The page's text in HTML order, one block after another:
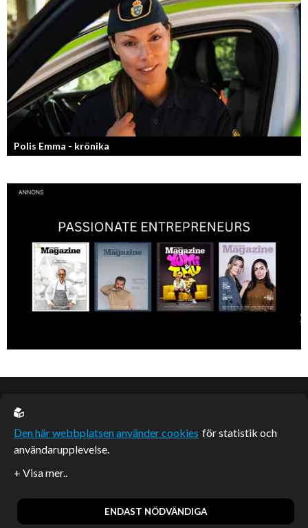
Jang, Chisan och nya Adapt-serien.
Polis Emma - krönika
Kan jag snälla få prata med dig igen, för du va så bra att prata med.
EU casino
Artiklar publicerade på webbplatsen som inte är märkta
redaktionellt är betalda samarbeten.
Den här webbplatsen använder cookies för statistik och
användarupplevelse.
ENDAST NÖDVÄNDIGA